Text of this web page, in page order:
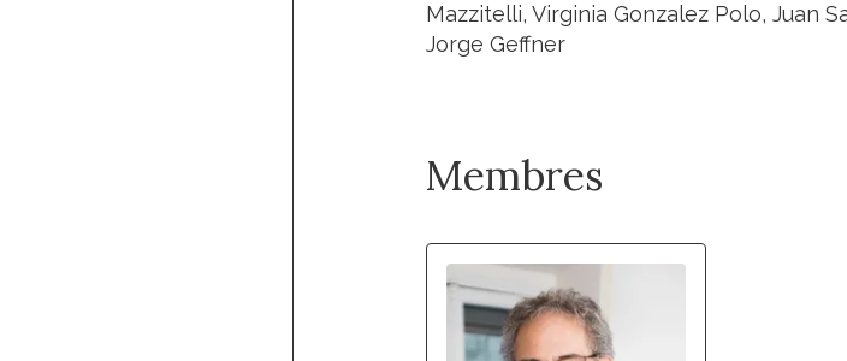
Mazzitelli, Virginia Gonzalez Polo, Juan
Jorge Geffner
Membres